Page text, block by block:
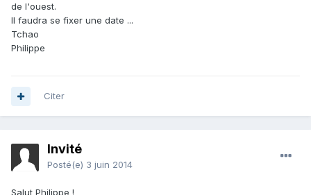
de l'ouest.
Il faudra se fixer une date ...
Tchao
Philippe
Citer
Invité
Posté(e) 3 juin 2014
Salut Philippe !